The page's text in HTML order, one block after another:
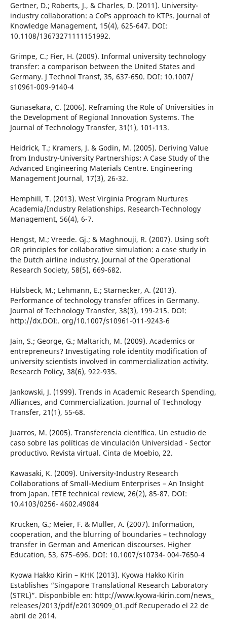
Gertner, D.; Roberts, J., & Charles, D. (2011). University-
industry collaboration: a CoPs approach to KTPs. Journal of
Knowledge Management, 15(4), 625-647. DOI:
10.1108/13673271111151992.
Grimpe, C.; Fier, H. (2009). Informal university technology
transfer: a comparison between the United States and
Germany. J Technol Transf, 35, 637-650. DOI: 10.1007/
s10961-009-9140-4
Gunasekara, C. (2006). Reframing the Role of Universities in
the Development of Regional Innovation Systems. The
Journal of Technology Transfer, 31(1), 101-113.
Heidrick, T.; Kramers, J. & Godin, M. (2005). Deriving Value
from Industry-University Partnerships: A Case Study of the
Advanced Engineering Materials Centre. Engineering
Management Journal, 17(3), 26-32.
Hemphill, T. (2013). West Virginia Program Nurtures
Academia/Industry Relationships. Research-Technology
Management, 56(4), 6-7.
Hengst, M.; Vreede. Gj.; & Maghnouji, R. (2007). Using soft
OR principles for collaborative simulation: a case study in
the Dutch airline industry. Journal of the Operational
Research Society, 58(5), 669-682.
Hülsbeck, M.; Lehmann, E.; Starnecker, A. (2013).
Performance of technology transfer offices in Germany.
Journal of Technology Transfer, 38(3), 199-215. DOI:
http://dx.DOI:. org/10.1007/s10961-011-9243-6
Jain, S.; George, G.; Maltarich, M. (2009). Academics or
entrepreneurs? Investigating role identity modification of
university scientists involved in commercialization activity.
Research Policy, 38(6), 922-935.
Jankowski, J. (1999). Trends in Academic Research Spending,
Alliances, and Commercialization. Journal of Technology
Transfer, 21(1), 55-68.
Juarros, M. (2005). Transferencia científica. Un estudio de
caso sobre las políticas de vinculación Universidad - Sector
productivo. Revista virtual. Cinta de Moebio, 22.
Kawasaki, K. (2009). University-Industry Research
Collaborations of Small-Medium Enterprises – An Insight
from Japan. IETE technical review, 26(2), 85-87. DOI:
10.4103/0256- 4602.49084
Krucken, G.; Meier, F. & Muller, A. (2007). Information,
cooperation, and the blurring of boundaries – technology
transfer in German and American discourses. Higher
Education, 53, 675–696. DOI: 10.1007/s10734- 004-7650-4
Kyowa Hakko Kirin – KHK (2013). Kyowa Hakko Kirin
Establishes “Singapore Translational Research Laboratory
(STRL)”. Disponbible en: http://www.kyowa-kirin.com/news_
releases/2013/pdf/e20130909_01.pdf Recuperado el 22 de
abril de 2014.